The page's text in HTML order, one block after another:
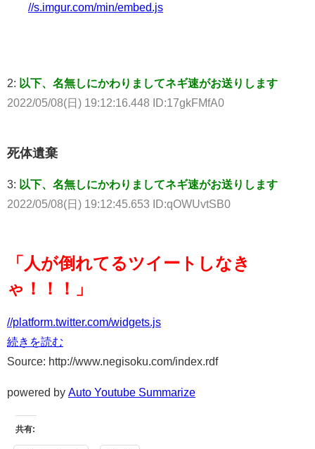
//s.imgur.com/min/embed.js
2: 以下、名無しにかわりましてネギ速がお送りします
2022/05/08(日) 19:12:16.448 ID:17gkFMfA0
死体遺棄
3: 以下、名無しにかわりましてネギ速がお送りします
2022/05/08(日) 19:12:45.653 ID:qOWUvtSB0
「人が倒れてるツイートしなき
ゃ！！！」
//platform.twitter.com/widgets.js
続きを読む
Source: http://www.negisoku.com/index.rdf
powered by Auto Youtube Summarize
共有: